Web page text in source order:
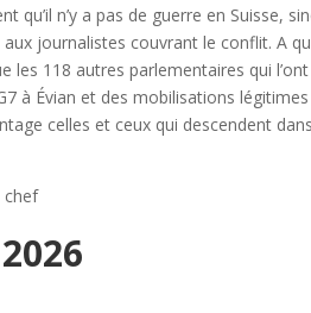
qu’il n’y a pas de guerre en Suisse,
aux journalistes couvrant le conflit. A
les 118 autres parlementaires qui
à Évian et des mobilisations
celles et ceux qui descendent
chef